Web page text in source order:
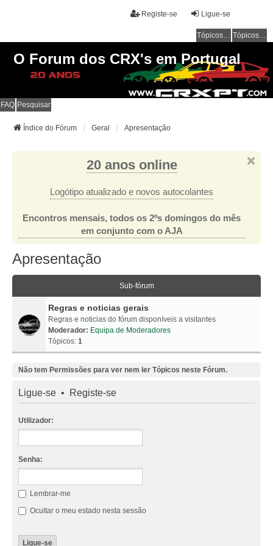
Ligue-se
Registe-se
Tópicos sem resposta Tópicos ativos
O Forum dos CRX's em Portugal
FAQ Pesquisar
Índice do Fórum Geral Apresentação
20 anos online
Logótipo atualizado e novos autocolantes
Encontros mensais, todos os 2ºs domingos do mês
em conjunto com o AJA
Apresentação
Sub-fórum
Regras e noticias gerais
Regras e noticias do fórum disponíveis a visitantes
Moderador: Equipa de Moderadores
Tópicos: 1
Não tem Permissões para ver nem ler Tópicos neste Fórum.
Ligue-se • Registe-se
Utilizador:
Senha:
Lembrar-me
Ocultar o meu estado nesta sessão